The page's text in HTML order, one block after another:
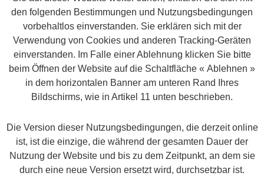
den folgenden Bestimmungen und Nutzungsbedingungen
vorbehaltlos einverstanden. Sie erklären sich mit der
Verwendung von Cookies und anderen Tracking-Geräten
einverstanden. Im Falle einer Ablehnung klicken Sie bitte
beim Öffnen der Website auf die Schaltfläche « Ablehnen »
in dem horizontalen Banner am unteren Rand Ihres
Bildschirms, wie in Artikel 11 unten beschrieben.
Die Version dieser Nutzungsbedingungen, die derzeit online
ist, ist die einzige, die während der gesamten Dauer der
Nutzung der Website und bis zu dem Zeitpunkt, an dem sie
durch eine neue Version ersetzt wird, durchsetzbar ist.